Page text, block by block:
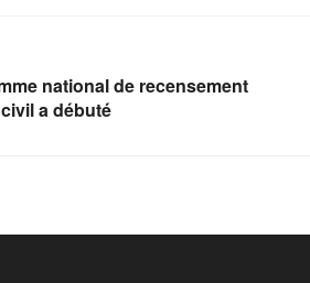
national de recensement
a débuté